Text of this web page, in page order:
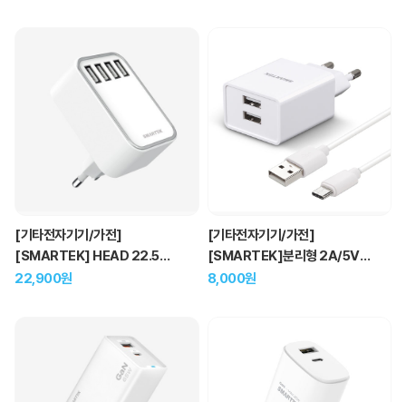
[기타전자기기/가전]
[SMARTEK] HEAD 22.5W
4포트 멀티 충전기
22,900원
[기타전자기기/가전]
[SMARTEK]분리형 2A/5V
2구 충전기, 케이블
8,000원